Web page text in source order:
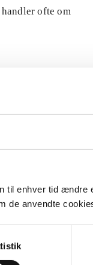
til enhver tid
anvendte
handler ofte om